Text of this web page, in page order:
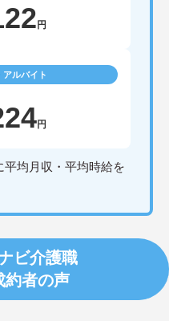
円
アルバイト
円
均月収・平均時給を
ビ介護職
約者の声